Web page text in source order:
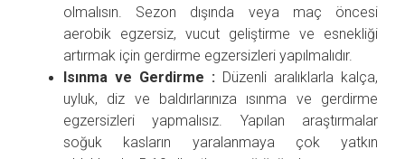
olmalısın. Sezon dışında veya maç öncesi
aerobik egzersiz, vucut geliştirme ve esnekliği
artırmak için gerdirme egzersizleri yapılmalıdır.
Isınma ve Gerdirme : Düzenli aralıklarla kalça,
uyluk, diz ve baldırlarınıza ısınma ve gerdirme
egzersizleri yapmalısız. Yapılan araştırmalar
soğuk kasların yaralanmaya çok yatkın